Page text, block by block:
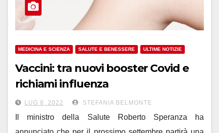
MEDICINA E SCIENZA SALUTE E BENESSERE ULTIME NOTIZIE
Vaccini: tra nuovi booster Covid e
richiami influenza
LUG 8, 2022 STEFANIA BELMONTE
Il ministro della Salute Roberto Speranza ha